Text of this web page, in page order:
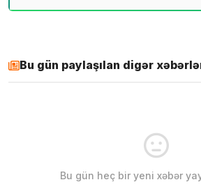
Bu gün paylaşılan digər
Bu gün heç bir yeni xəbər